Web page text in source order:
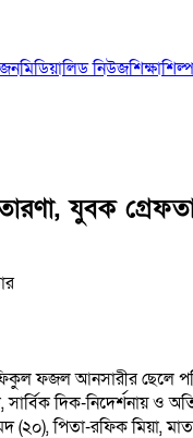
মিডিয়ালিড নিউজশিক্ষা
যুবক
মুশফিকুল ফজল
দিক-নিদের্শনায় ও
পিতা-রফিক মিয়া,